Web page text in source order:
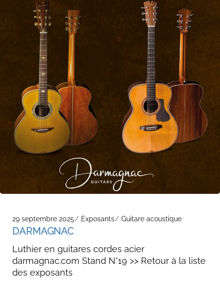
29 septembre 2025 Exposants Guitare acoustique
DARMAGNAC
Luthier en guitares cordes acier
darmagnac.com Stand N°19 >> Retour à la liste
des exposants